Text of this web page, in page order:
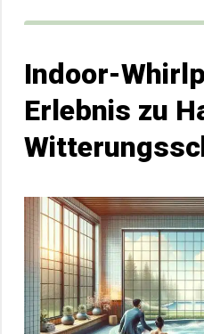
Indoor-
Erlebnis zu